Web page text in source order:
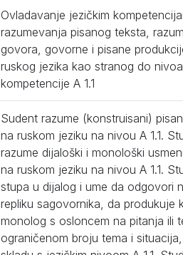
Ovladavanje jezičkim
razumevanja pisanog teksta,
govora, govorne i pisane
ruskog jezika kao stranog do
kompetencije A 1.1
Sudent razume (konstruisani)
na ruskom jeziku na nivou A 1.1.
razume dijaloški i monološki
na ruskom jeziku na nivou A 1.1.
stupa u dijalog i ume da odgovori
repliku sagovornika, da produkuje
monolog s osloncem na pitanja ili
ograničenom broju tema i